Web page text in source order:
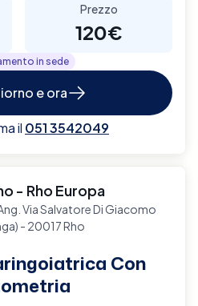
Prezzo
120€
in sede
e ora
il 051 3542049
- Rho Europa
Via Salvatore Di Giacomo
- 20017 Rho
Con